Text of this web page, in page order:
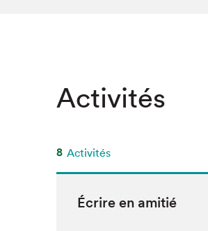
Activités
8 Activités
Écrire en amitié